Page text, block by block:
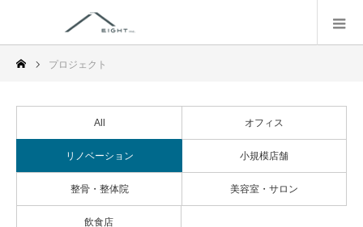
プロジェクト
All オフィス
リノベーション 小規模店舗
整骨・整体院 美容室・サロン
飲食店